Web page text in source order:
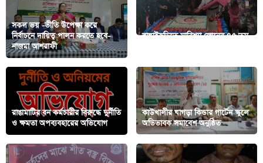
সকল ভয় -ভীতি উপেক্ষা করে
নির্বাচনে দায়িত্ব পালন করতে হবে-
নাজমা আশরাফী
বাঘাইছড়িতে মারিশ্যা জোনের ৪৫ তম
রাঙামাটির বন কর্মচারীর বিরুদ্ধে দুর্নীতি
ও ক্ষমতা অপব্যবহারের অভিযোগ
কাউখালীর ঘাগড়া কিন্ডার গার্টেন স্কুলে
অভিভাবক সমাবেশ অনুষ্ঠিত